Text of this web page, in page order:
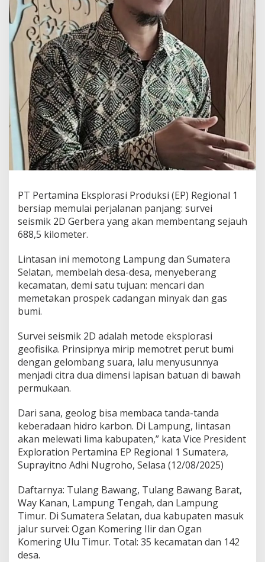
a
l
S
u
m
a
t
e
r
a
L
a
k
u
k
a
u
r
v
e
i
s
m
i
D
M
e
l
i
a
s
L
i
m
K
a
b
u
p
a
PT Pertamina Eksplorasi Produksi (EP) Regional 1
bersiap memulai perjalanan panjang: survei
seismik 2D Gerbera yang akan membentang sejauh
688,5 kilometer.
Lintasan ini memotong Lampung dan Sumatera
Selatan, membelah desa-desa, menyeberang
kecamatan, demi satu tujuan: mencari dan
memetakan prospek cadangan minyak dan gas
bumi.
Survei seismik 2D adalah metode eksplorasi
geofisika. Prinsipnya mirip memotret perut bumi
dengan gelombang suara, lalu menyusunnya
menjadi citra dua dimensi lapisan batuan di bawah
permukaan.
Dari sana, geolog bisa membaca tanda-tanda
keberadaan hidro karbon. Di Lampung, lintasan
akan melewati lima kabupaten,” kata Vice President
Exploration Pertamina EP Regional 1 Sumatera,
Suprayitno Adhi Nugroho, Selasa (12/08/2025)
Daftarnya: Tulang Bawang, Tulang Bawang Barat,
Way Kanan, Lampung Tengah, dan Lampung
Timur. Di Sumatera Selatan, dua kabupaten masuk
jalur survei: Ogan Komering Ilir dan Ogan
Komering Ulu Timur. Total: 35 kecamatan dan 142
desa.